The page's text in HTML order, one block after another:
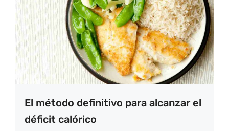
El método definitivo para alcanzar el
déficit calórico